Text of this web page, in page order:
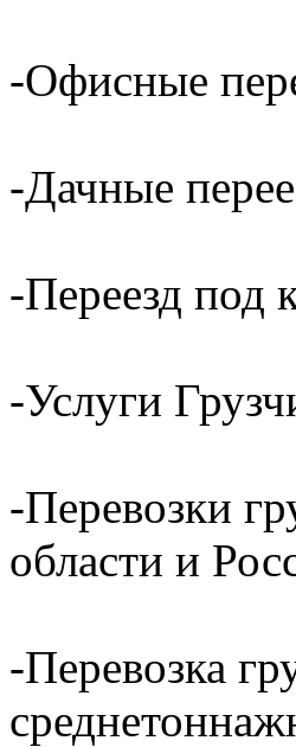
-Офисные
-Дачные
-Переезд под
-Услуги
-Перевозки
области и
-Перевозка